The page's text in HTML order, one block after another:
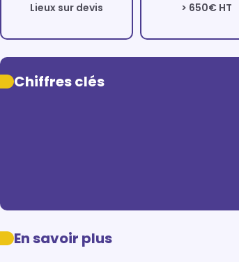
Lieux sur devis > 650€ HT
Chiffres clés
En savoir plus